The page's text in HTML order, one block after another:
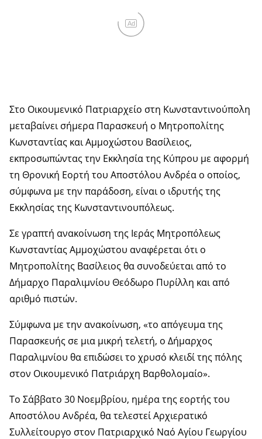
Ad
Στο Οικουμενικό Πατριαρχείο στη Κωνσταντινούπολη
μεταβαίνει σήμερα Παρασκευή ο Μητροπολίτης
Κωνσταντίας και Αμμοχώστου Βασίλειος,
εκπροσωπώντας την Εκκλησία της Κύπρου με αφορμή
τη Θρονική Εορτή του Αποστόλου Ανδρέα ο οποίος,
σύμφωνα με την παράδοση, είναι ο ιδρυτής της
Εκκλησίας της Κωνσταντινουπόλεως.
Σε γραπτή ανακοίνωση της Ιεράς Μητροπόλεως
Κωνσταντίας Αμμοχώστου αναφέρεται ότι ο
Μητροπολίτης Βασίλειος θα συνοδεύεται από το
Δήμαρχο Παραλιμνίου Θεόδωρο Πυρίλλη και από
αριθμό πιστών.
Σύμφωνα με την ανακοίνωση, «το απόγευμα της
Παρασκευής σε μια μικρή τελετή, ο Δήμαρχος
Παραλιμνίου θα επιδώσει το χρυσό κλειδί της πόλης
στον Οικουμενικό Πατριάρχη Βαρθολομαίο».
Το Σάββατο 30 Νοεμβρίου, ημέρα της εορτής του
Αποστόλου Ανδρέα, θα τελεστεί Αρχιερατικό
Συλλείτουργο στον Πατριαρχικό Ναό Αγίου Γεωργίου